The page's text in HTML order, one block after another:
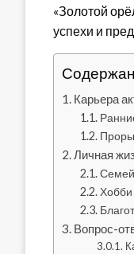
«Золотой
успехи и
Карьера
Личная
Хобби
Вопрос-